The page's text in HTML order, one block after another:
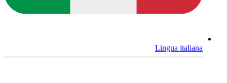
Lingua italiana